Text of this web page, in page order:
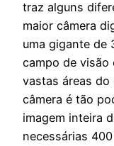
traz alguns
maior câmera
uma gigante de
campo de visão
vastas áreas do
câmera é tão
imagem inteira
necessárias